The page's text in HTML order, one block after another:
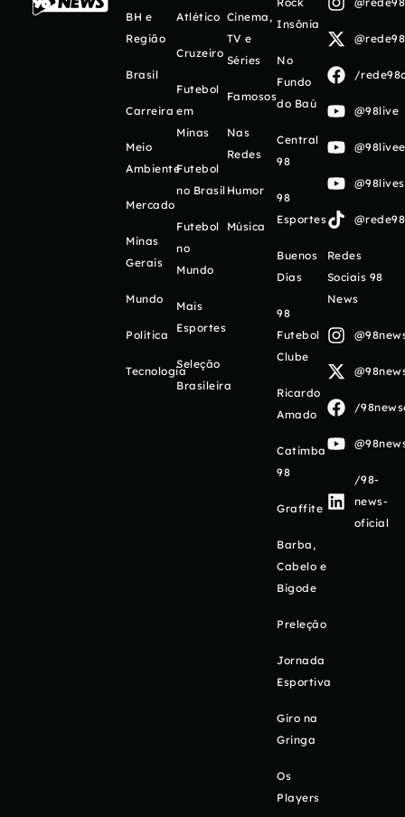
BH e
Região
Brasil
Carreira
Meio
Ambiente
Mercado
Minas
Gerais
Mundo
Política
Tecnologia
Atlético
Cruzeiro
Futebol
em
Minas
Futebol
no Brasil
Futebol
no
Mundo
Mais
Esportes
Seleção
Brasileira
Cinema,
TV e
Séries
Famosos
Nas
Redes
Humor
Música
Insônia
No
Fundo
do Baú
Central
98
98
Esportes
Buenos
Días
98
Futebol
Clube
Ricardo
Amado
Catimba
98
Graffite
Barba,
Cabelo e
Bigode
Preleção
Jornada
Esportiva
Giro na
Gringa
Os
Players
/
@98live
Redes
Sociais 98
News
/
/98-
news-
oficial